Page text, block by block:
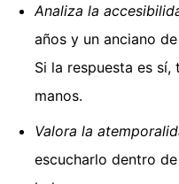
Analiza la
años y un anciano
Si la respuesta es
manos.
Valora la
escucharlo dentro